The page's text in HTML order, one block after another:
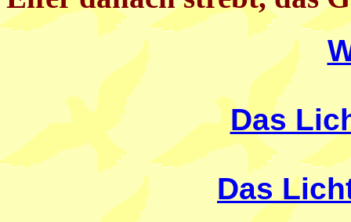
Das
Das